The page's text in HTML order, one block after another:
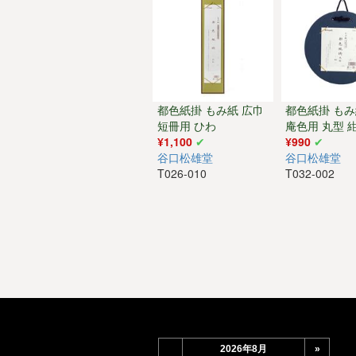
都色紙掛 もみ紙 広巾
短冊用 ひわ
¥1,100
谷口松雄堂
T026-010
都色紙掛 も
庵色用 丸型
¥990
谷口松雄堂
T032-002